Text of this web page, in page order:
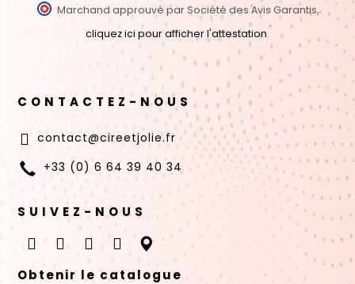
Marchand approuvé par Société des Avis Garantis,
cliquez ici pour afficher l'attestation.
CONTACTEZ-NOUS
contact@cireetjolie.fr
+33 (0) 6 64 39 40 34
SUIVEZ-NOUS
Obtenir le catalogue